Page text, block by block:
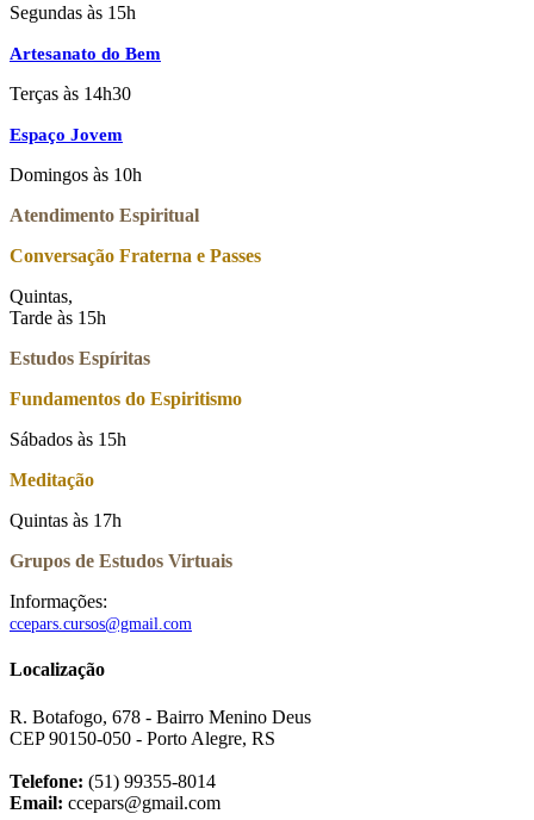
Segundas às 15h
Artesanato do Bem
Terças às 14h30
Espaço Jovem
Domingos às 10h
Atendimento Espiritual
Conversação Fraterna e Passes
Quintas,
Tarde às 15h
Estudos Espíritas
Fundamentos do Espiritismo
Sábados às 15h
Meditação
Quintas às 17h
Grupos de Estudos Virtuais
Informações:
ccepars.cursos@gmail.com
Localização
R. Botafogo, 678 - Bairro Menino Deus
CEP 90150-050 - Porto Alegre, RS
Telefone: (51) 99355-8014
Email: ccepars@gmail.com